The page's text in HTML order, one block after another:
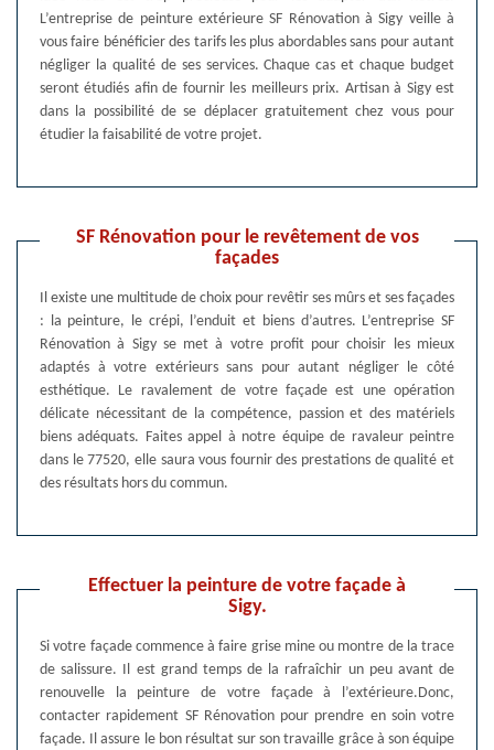
L’entreprise de peinture extérieure SF Rénovation à Sigy veille à
vous faire bénéficier des tarifs les plus abordables sans pour autant
négliger la qualité de ses services. Chaque cas et chaque budget
seront étudiés afin de fournir les meilleurs prix. Artisan à Sigy est
dans la possibilité de se déplacer gratuitement chez vous pour
étudier la faisabilité de votre projet.
SF Rénovation pour le revêtement de vos
façades
Il existe une multitude de choix pour revêtir ses mûrs et ses façades
: la peinture, le crépi, l’enduit et biens d’autres. L’entreprise SF
Rénovation à Sigy se met à votre profit pour choisir les mieux
adaptés à votre extérieurs sans pour autant négliger le côté
esthétique. Le ravalement de votre façade est une opération
délicate nécessitant de la compétence, passion et des matériels
biens adéquats. Faites appel à notre équipe de ravaleur peintre
dans le 77520, elle saura vous fournir des prestations de qualité et
des résultats hors du commun.
Effectuer la peinture de votre façade à
Sigy.
Si votre façade commence à faire grise mine ou montre de la trace
de salissure. Il est grand temps de la rafraîchir un peu avant de
renouvelle la peinture de votre façade à l’extérieure.Donc,
contacter rapidement SF Rénovation pour prendre en soin votre
façade. Il assure le bon résultat sur son travaille grâce à son équipe